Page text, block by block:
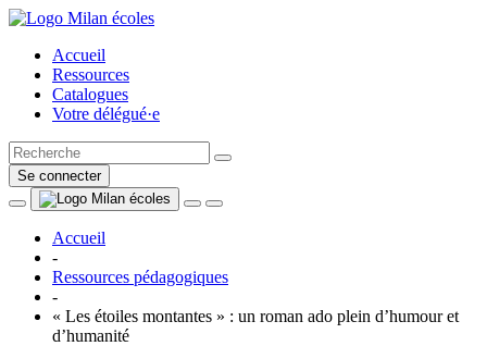
Accueil
Ressources
Catalogues
Votre délégué·e
Se connecter
Accueil
-
Ressources pédagogiques
-
« Les étoiles montantes » : un roman ado plein d’humour et
d’humanité